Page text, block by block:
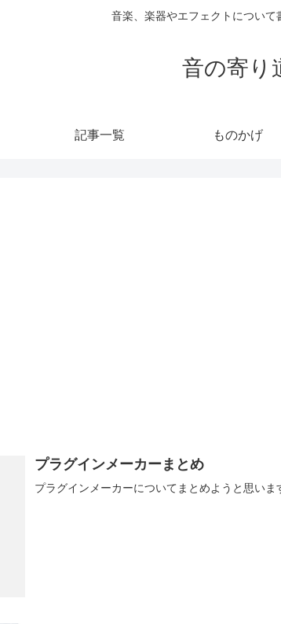
音楽、楽器やエフェクトについて
音の寄り
記事一覧 ものかげ
プラグインメーカーまとめ
プラグインメーカーについてまとめようと思いま